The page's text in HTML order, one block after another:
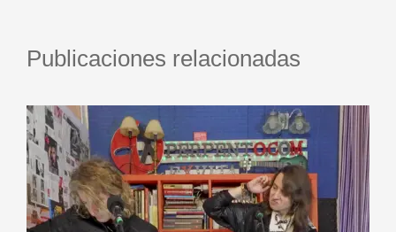
Publicaciones relacionadas